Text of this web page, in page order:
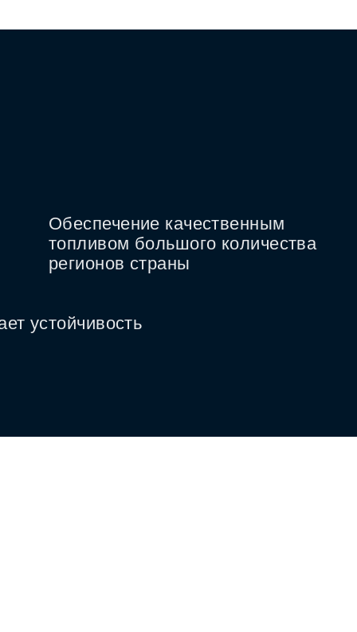
Обеспечение качественным
топливом большого количества
регионов страны
устойчивость